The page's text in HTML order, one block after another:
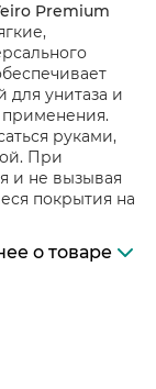
Premium
для унитаза и
применения.
руками,
При
и не вызывая
покрытия на
о товаре